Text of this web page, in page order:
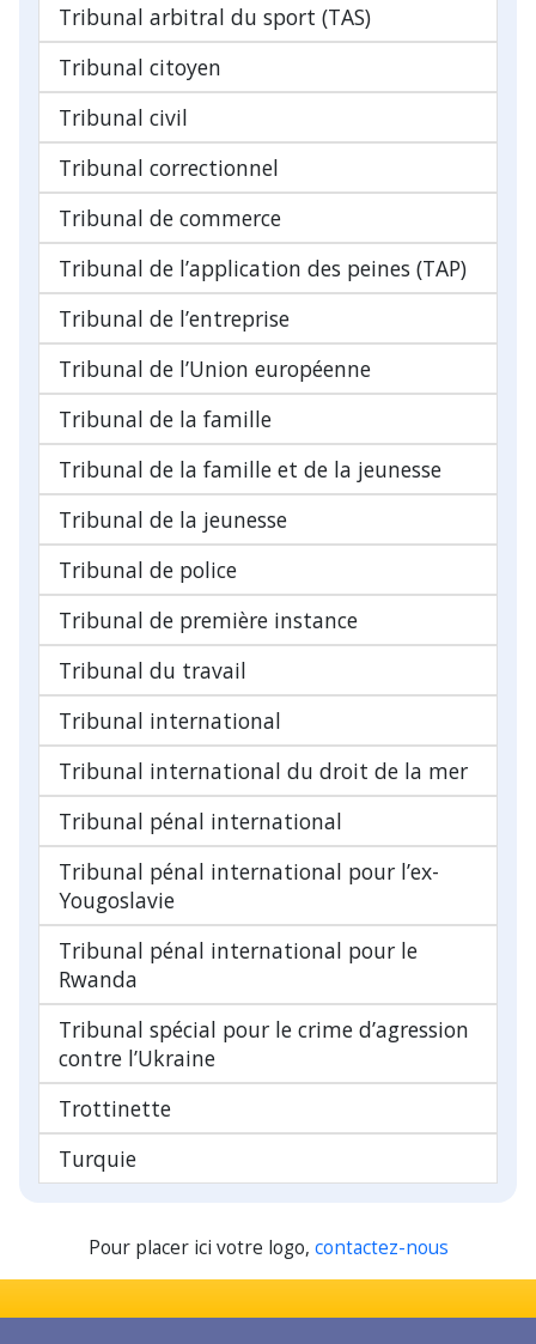
Tribunal arbitral du sport (TAS)
Tribunal citoyen
Tribunal civil
Tribunal correctionnel
Tribunal de commerce
Tribunal de l’application des peines (TAP)
Tribunal de l’entreprise
Tribunal de l’Union européenne
Tribunal de la famille
Tribunal de la famille et de la jeunesse
Tribunal de la jeunesse
Tribunal de police
Tribunal de première instance
Tribunal du travail
Tribunal international
Tribunal international du droit de la mer
Tribunal pénal international
Tribunal pénal international pour l’ex-
Yougoslavie
Tribunal pénal international pour le
Rwanda
Tribunal spécial pour le crime d’agression
contre l’Ukraine
Trottinette
Turquie
Pour placer ici votre logo, contactez-nous